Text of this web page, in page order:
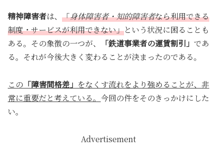
精神障害者は、 「身体障害者・知的障害者なら利用できる
制度・サービスが利用できない」という状況に困ることも
ある。その象徴の一つが、
「鉄道事業者の運賃割引」 であ
る。それが今後大きく変わることが決まったのである。
この 「障害間格差」 をなくす流れをより強めることが、非
常に重要だと考えている。 今回の件をそのきっかけにした
い。
Advertisement